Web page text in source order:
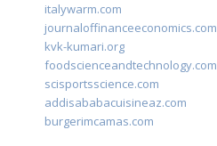
italywarm.com
journaloffinanceeconomics.com
kvk-kumari.org
foodscienceandtechnology.com
scisportsscience.com
addisababacuisineaz.com
burgerimcamas.com